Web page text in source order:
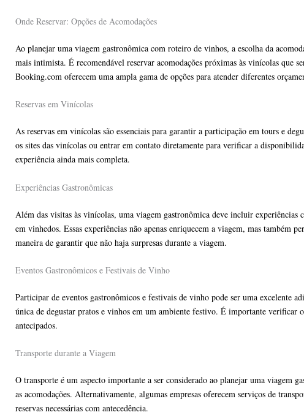
Onde Reservar: Opções de Acomodações
Ao planejar uma viagem gastronômica com roteiro de vinhos, a escolha da
mais intimista. É recomendável reservar acomodações próximas às vinícolas
Booking.com oferecem uma ampla gama de opções para atender diferentes
Reservas em Vinícolas
As reservas em vinícolas são essenciais para garantir a participação em tours e
os sites das vinícolas ou entrar em contato diretamente para verificar a
experiência ainda mais completa.
Experiências Gastronômicas
Além das visitas às vinícolas, uma viagem gastronômica deve incluir
em vinhedos. Essas experiências não apenas enriquecem a viagem, mas também
maneira de garantir que não haja surpresas durante a viagem.
Eventos Gastronômicos e Festivais de Vinho
Participar de eventos gastronômicos e festivais de vinho pode ser uma excelente
única de degustar pratos e vinhos em um ambiente festivo. É importante verificar
antecipados.
Transporte durante a Viagem
O transporte é um aspecto importante a ser considerado ao planejar uma viagem
as acomodações. Alternativamente, algumas empresas oferecem serviços de
reservas necessárias com antecedência.